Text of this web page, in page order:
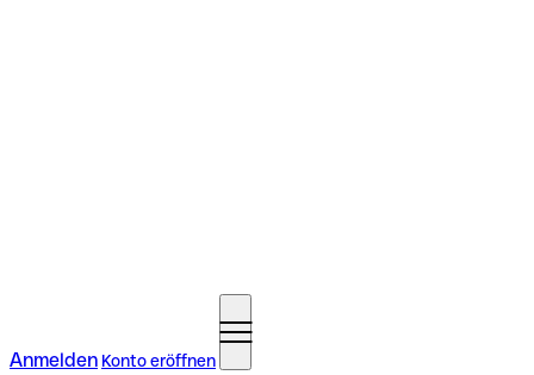
Anmelden Konto eröffnen